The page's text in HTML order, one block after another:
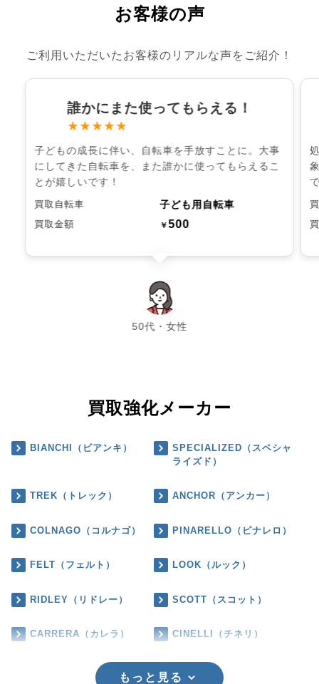
お客様の声
ご利用いただいたお客様のリアルな声をご紹介！
誰かにまた使ってもらえる！
★★★★★
子どもの成長に伴い、自転車を手放すことに。大事
にしてきた自転車を、また誰かに使ってもらえるこ
とが嬉しいです！
買取自転車 子ども用自転車
買取金額 ￥500
50代・女性
chevron_left chevron_right
買取強化メーカー
BIANCHI（ビアンキ）
SPECIALIZED（スペシャ
ライズド）
TREK（トレック） ANCHOR（アンカー）
COLNAGO（コルナゴ） PINARELLO（ピナレロ）
FELT（フェルト） LOOK（ルック）
RIDLEY（リドレー） SCOTT（スコット）
CARRERA（カレラ） CINELLI（チネリ）
もっと見る